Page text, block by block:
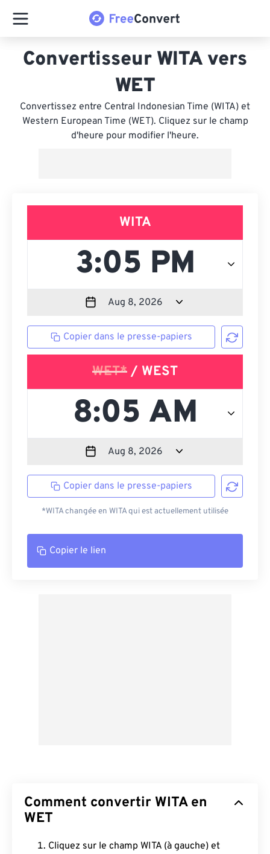
Convertisseur WITA vers
WET
Convertissez entre Central Indonesian Time (WITA) et
Western European Time (WET). Cliquez sur le champ
d'heure pour modifier l'heure.
WITA
Copier dans le presse-papiers
WET* / WEST
Copier dans le presse-papiers
*WITA changée en WITA qui est actuellement utilisée
Copier le lien
Comment convertir WITA en
WET
Cliquez sur le champ WITA (à gauche) et